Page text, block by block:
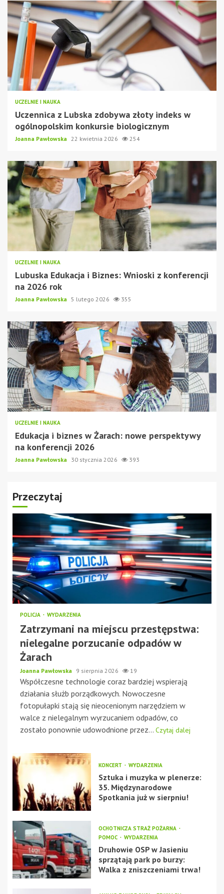
UCZELNIE I NAUKA
Uczennica z Lubska zdobywa złoty indeks w
ogólnopolskim konkursie biologicznym
Joanna Pawłowska 22 kwietnia 2026 254
UCZELNIE I NAUKA
Lubuska Edukacja i Biznes: Wnioski z konferencji
na 2026 rok
Joanna Pawłowska 5 lutego 2026 355
UCZELNIE I NAUKA
Edukacja i biznes w Żarach: nowe perspektywy
na konferencji 2026
Joanna Pawłowska 30 stycznia 2026 393
Przeczytaj
POLICJA WYDARZENIA
Zatrzymani na miejscu przestępstwa:
nielegalne porzucanie odpadów w
Żarach
Joanna Pawłowska 9 sierpnia 2026 19
Współczesne technologie coraz bardziej wspierają
działania służb porządkowych. Nowoczesne
fotopułapki stają się nieocenionym narzędziem w
walce z nielegalnym wyrzucaniem odpadów, co
zostało ponownie udowodnione przez... Czytaj dalej
KONCERT WYDARZENIA
Sztuka i muzyka w plenerze:
35. Międzynarodowe
Spotkania już w sierpniu!
OCHOTNICZA STRAŻ POŻARNA
POMOC
WYDARZENIA
Druhowie OSP w Jasieniu
sprzątają park po burzy:
Walka z zniszczeniami trwa!